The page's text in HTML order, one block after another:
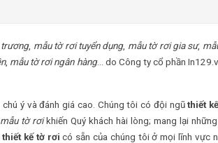
trương, mẫu tờ rơi tuyển dụng, mẫu tờ rơi gia sư,
, mẫu tờ rơi ngân hàng… do Công ty cổ phần
ý và đánh giá cao. Chúng tôi có đội ngũthiết
mẫu tờ rơikhiến Quý khách hài lòng; mang lại
thiết kế tờ rơi có sẵn của chúng tôi ở mọi lĩnh vực